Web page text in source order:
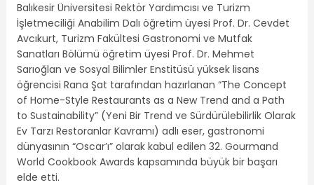
Balıkesir Üniversitesi Rektör Yardımcısı ve Turizm
İşletmeciliği Anabilim Dalı öğretim üyesi Prof. Dr. Cevdet
Avcıkurt, Turizm Fakültesi Gastronomi ve Mutfak
Sanatları Bölümü öğretim üyesi Prof. Dr. Mehmet
Sarıoğlan ve Sosyal Bilimler Enstitüsü yüksek lisans
öğrencisi Rana Şat tarafından hazırlanan “The Concept
of Home-Style Restaurants as a New Trend and a Path
to Sustainability” (Yeni Bir Trend ve Sürdürülebilirlik Olarak
Ev Tarzı Restoranlar Kavramı) adlı eser, gastronomi
dünyasının “Oscar’ı” olarak kabul edilen 32. Gourmand
World Cookbook Awards kapsamında büyük bir başarı
elde etti.